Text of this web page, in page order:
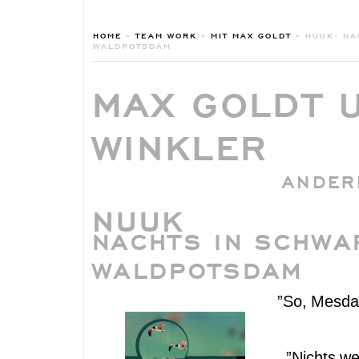
HOME »TEAM WORK » MIT MAX GOLDT » NUUK:
WALDPOTSDAM
MAX GOLDT
WINKLER
NUUK
NACHTS IN
WALDPOTSDAM
”So,